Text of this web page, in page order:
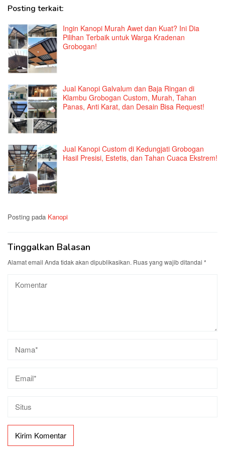
Posting terkait:
Ingin Kanopi Murah Awet dan Kuat? Ini Dia
Pilihan Terbaik untuk Warga Kradenan
Grobogan!
Jual Kanopi Galvalum dan Baja Ringan di
Klambu Grobogan Custom, Murah, Tahan
Panas, Anti Karat, dan Desain Bisa Request!
Jual Kanopi Custom di Kedungjati Grobogan
Hasil Presisi, Estetis, dan Tahan Cuaca Ekstrem!
Posting pada Kanopi
Tinggalkan Balasan
Alamat email Anda tidak akan dipublikasikan. Ruas yang wajib ditandai *